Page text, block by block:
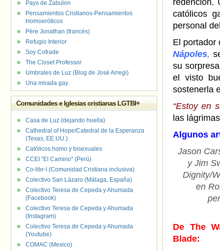
redención.
católicos
personal
El portador
Nápoles,
su
el visto
sostenerla
“Estoy en
las
Algunos
Jason
y Jim
Dignity/
en
De The
Blade:
Pays de Zabulon
Pensamientos Cristianos-Pensamientos
Homoeróticos
Père Jonathan (francés)
Refugio Interior
Soy Cofrade
The Closet Professor
Umbrales de Luz (Blog de José Arregi)
Una mirada gay
Comunidades e Iglesias cristianas LGTBI+
Casa de Luz (dejando huella)
Cathedral of Hope/Catedral de la Esperanza
(Texas, EE.UU.)
Católicos homo y bisexuales
CCEI "El Camino" (Perú)
Co-libr-í (Comunidad Cristiana inclusiva)
Colectivo San Lázaro (Málaga, España)
Colectivo Teresa de Cepeda y Ahumada
(Facebook)
Colectivo Teresa de Cepeda y Ahumada
(Instagram)
Colectivo Teresa de Cepeda y Ahumada
(Youtube)
COMAC (Mexico)